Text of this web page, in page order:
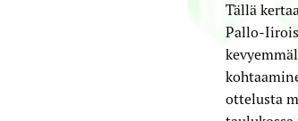
Tällä
Pallo-
ottelusta